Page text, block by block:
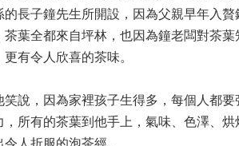
長子鐘先生所開設，因為父親早年入
葉全都來自坪林，也因為鐘老闆對茶
有令人欣喜的茶味。
說，因為家裡孩子生得多，每個人都
所有的茶葉到他手上，氣味、色澤、
人折服的泡茶經。